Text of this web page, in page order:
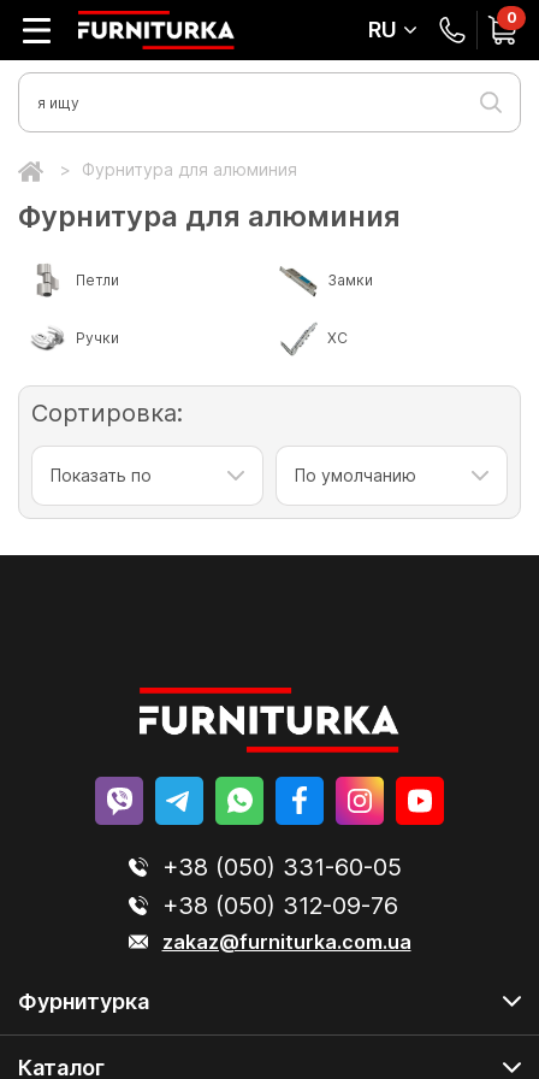
RU 0
Фурнитура для алюминия
Фурнитура для алюминия
Петли Замки
Ручки ХС
Сортировка:
Показать по По умолчанию
+38 (050) 331-60-05
+38 (050) 312-09-76
zakaz@furniturka.com.ua
Фурнитурка
Каталог